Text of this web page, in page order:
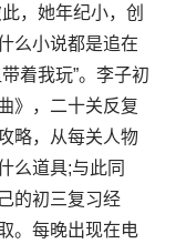
，她年纪小，创
么小说都是追在
着我玩”。李子初
》，二十关反复
略，从每关人物
么道具;与此同
的初三复习经
。每晚出现在电